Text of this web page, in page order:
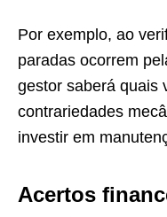
Por exemplo, ao
paradas ocorrem
gestor saberá quais
contrariedades
investir em
Acertos